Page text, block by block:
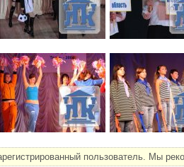
пользователь. Мы